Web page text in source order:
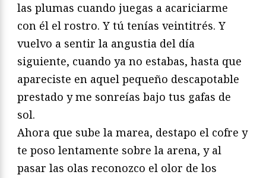
las plumas cuando juegas a acariciarme
con él el rostro. Y tú tenías veintitrés. Y
vuelvo a sentir la angustia del día
siguiente, cuando ya no estabas, hasta que
apareciste en aquel pequeño descapotable
prestado y me sonreías bajo tus gafas de
sol.
Ahora que sube la marea, destapo el cofre y
te poso lentamente sobre la arena, y al
pasar las olas reconozco el olor de los